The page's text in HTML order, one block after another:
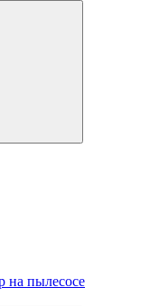
на пылесосе